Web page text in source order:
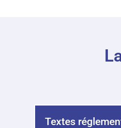
Textes